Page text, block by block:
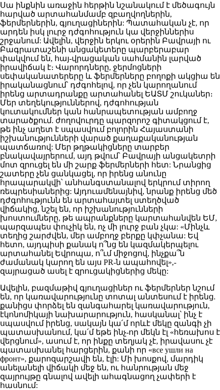
Սա ինքնին առաջին հերթին նշանակում է մեծագույն
հարված արտահանմամբ զբաղվողներին,
ֆերմերներին, գյուղացիներին: Պատահական չէ, որ
արդեն իսկ լուրջ դժգոհություն կա վերջիններիս
շրջանում: Ավելին, վերջին երկու օրերին Բավրայի ու
Բագրատաշենի անցակետերը պարբերաբար
փակվում են, հայ-վրացական սահմանին լարված
իրավիճակ է։ Վարորդները, ջերմոցների
սեփականատերերը և ֆերմերները բողոքի ակցիա են
իրականացնում՝ դժգոհելով, որ չեն կարողանում
իրենց արտադրանքը արտահանել ԵԱՏՄ շուկաներ։
Մեր տեղեկություններով, դժգոհության
կուտակումներ կան հանրապետության ամբողջ
տարածքում. ժողովուրդը պարզորոշ գիտակցում է,
թե ինչ աղետ է սպասվում բոլորին Հայաստանի
իշխանությունների վարած քաղաքականության
պատճառով: Մեր թղթակիցները տարբեր
բնակավայրերում, այդ թվում՝ Բավրայի անցակետրի
մոտ զրուցել են մի շարք ֆերմերների հետ: Նրանցից
շատերը չեն ցանկացել, որ իրենց անունը
հրապարակվի՝ անհանգստանալով երկրում տիրող
ռեպրեսիաներից: Այդուամենայնիվ, նրանք իրենց մեծ
դժգոհությունն են արտահայտել ստեղծված
վիճակից, նշել են, որ իշխանությունների
խոստումները, թե ապրանքները կարտահանվեն ԵՄ,
պարզապես փուչիկ են, ոչ մի լուրջ բան չկա: «Մինչև
տեղից շարժվեն, մեր ամբողջ բերքը կփչանա: Եվ
հետո, այդպիսի քանակ ո՞նց են կազմակերպելու
արտահանել Եվրոպա, ո՞ւմ միջոցով, ինչքա՞ն
ժամանակ կարող են այս PR-ն ապահովել»,-
զայրացած ասել է զրուցակիցներից մեկը:
Ավելին, բազմաթիվ գյուղացիներ ու ֆերմերներ նշում
են, որ կառավարությունը տոտալ անտեսում է իրենց.
քանիցս փորձել են զանգահարել կառավարություն,
էկոնոմիկայի նախարարություն, հասկանալ՝ ինչ է
սպասվում իրենց, սակայն կա՛մ որևէ մեկը զանգի չի
պատասխանում, կա՛մ եթե ինչ-որ մեկն էլ «հեռախոս է
վերցնում», ասում է, որ ինքը տեղյակ չէ, իրավասու չէ
պատասխանել հարցերին, քանի որ «все ушли на
фронт», քարոզարշավի են, էլի: Մի խոսքով, մարդիկ
անելանելի վիճակի մեջ են, ու հանրության մեջ
զայրույթը գնալով ավելի ահագնացող չափերի է
հասնում: